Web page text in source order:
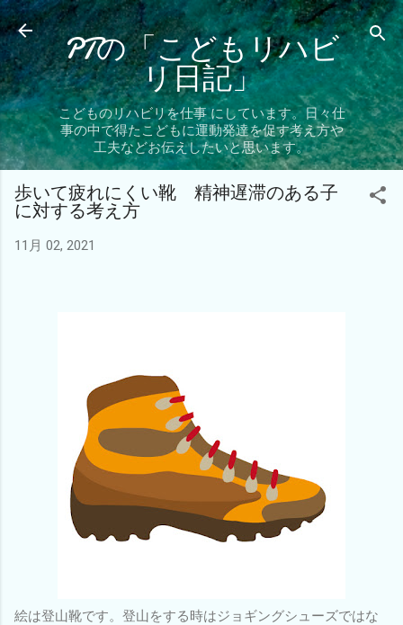
スキップしてメイン コンテンツに移動
PTの「こどもリハビ
リ日記」
こどものリハビリを仕事 にしています。日々仕
事の中で得たこどもに運動発達を促す考え方や
工夫などお伝えしたいと思います。
歩いて疲れにくい靴 精神遅滞のある子
に対する考え方
11月 02, 2021
絵は登山靴です。登山をする時はジョギングシューズではな